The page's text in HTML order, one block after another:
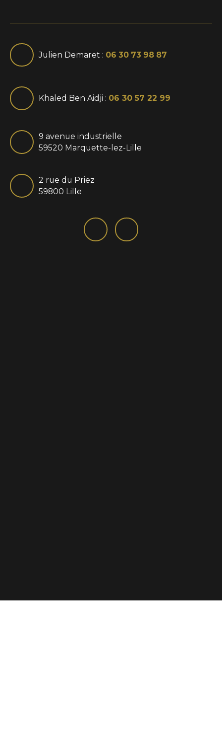
Julien Demaret : 06 30 73 98 87
Khaled Ben Aidji : 06 30 57 22 99
9 avenue industrielle
59520 Marquette-lez-Lille
2 rue du Priez
59800 Lille